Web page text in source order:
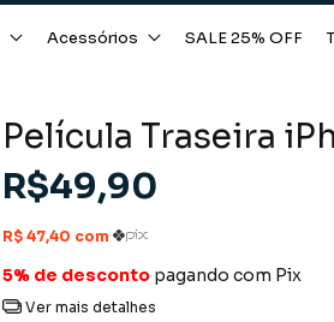
Acessórios SALE 25% OFF
Película Traseira
R$49,90
5% de desconto pagando com Pix
Ver mais detalhes